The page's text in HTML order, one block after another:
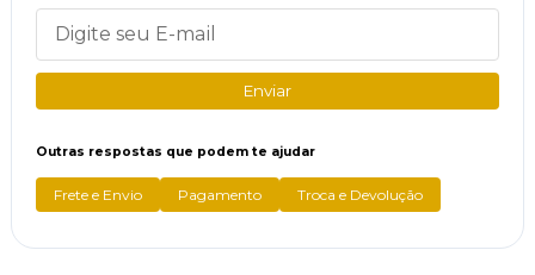
Enviar
Outras respostas que podem te ajudar
Frete e Envio Pagamento Troca e Devolução